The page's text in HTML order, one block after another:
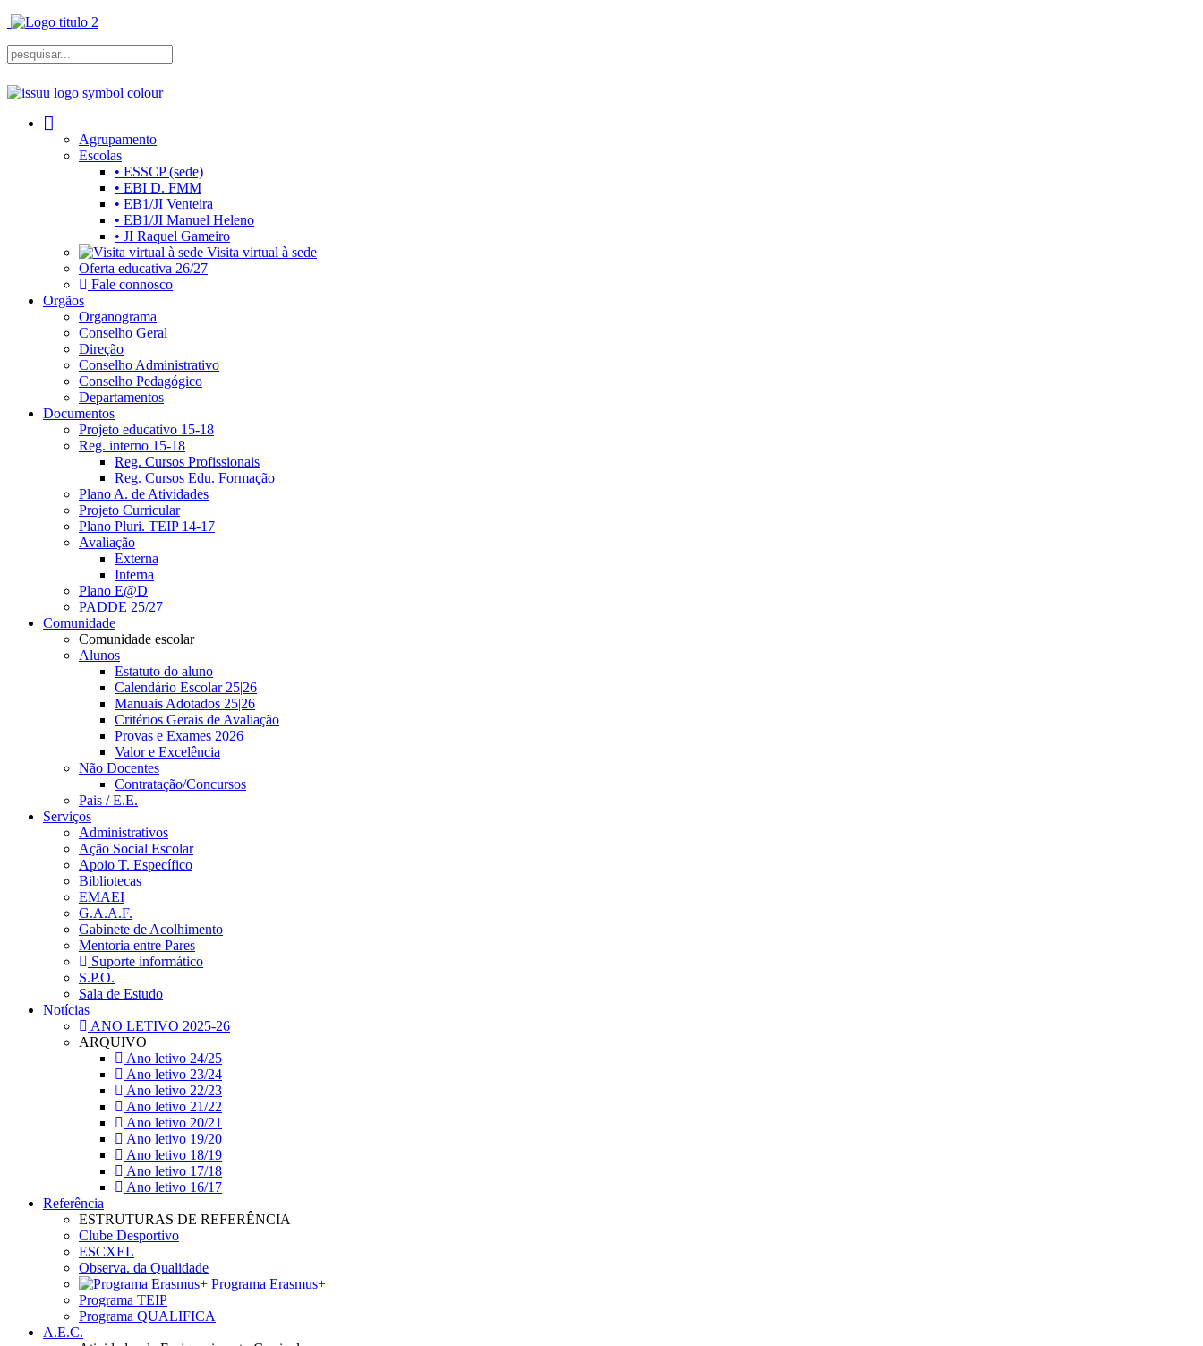
Agrupamento
Escolas
• ESSCP (sede)
• EBI D. FMM
• EB1/JI Venteira
• EB1/JI Manuel Heleno
• JI Raquel Gameiro
Visita virtual à sede
Oferta educativa 26/27
Fale connosco
Orgãos
Organograma
Conselho Geral
Direção
Conselho Administrativo
Conselho Pedagógico
Departamentos
Documentos
Projeto educativo 15-18
Reg. interno 15-18
Reg. Cursos Profissionais
Reg. Cursos Edu. Formação
Plano A. de Atividades
Projeto Curricular
Plano Pluri. TEIP 14-17
Avaliação
Externa
Interna
Plano E@D
PADDE 25/27
Comunidade
Comunidade escolar
Alunos
Estatuto do aluno
Calendário Escolar 25|26
Manuais Adotados 25|26
Critérios Gerais de Avaliação
Provas e Exames 2026
Valor e Excelência
Não Docentes
Contratação/Concursos
Pais / E.E.
Serviços
Administrativos
Ação Social Escolar
Apoio T. Específico
Bibliotecas
EMAEI
G.A.A.F.
Gabinete de Acolhimento
Mentoria entre Pares
Suporte informático
S.P.O.
Sala de Estudo
Notícias
ANO LETIVO 2025-26
ARQUIVO
Ano letivo 24/25
Ano letivo 23/24
Ano letivo 22/23
Ano letivo 21/22
Ano letivo 20/21
Ano letivo 19/20
Ano letivo 18/19
Ano letivo 17/18
Ano letivo 16/17
Referência
ESTRUTURAS DE REFERÊNCIA
Clube Desportivo
ESCXEL
Observa. da Qualidade
Programa Erasmus+
Programa TEIP
Programa QUALIFICA
A.E.C.